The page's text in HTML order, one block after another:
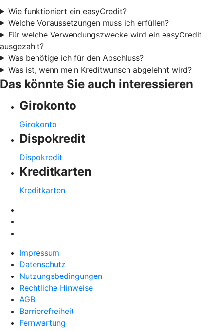
Wie funktioniert ein easyCredit?
Welche Voraussetzungen muss ich erfüllen?
Für welche Verwendungszwecke wird ein easyCredit
ausgezahlt?
Was benötige ich für den Abschluss?
Was ist, wenn mein Kreditwunsch abgelehnt wird?
Das könnte Sie auch interessieren
Girokonto
Girokonto
Dispokredit
Dispokredit
Kreditkarten
Kreditkarten
Impressum
Datenschutz
Nutzungsbedingungen
Rechtliche Hinweise
AGB
Barrierefreiheit
Fernwartung